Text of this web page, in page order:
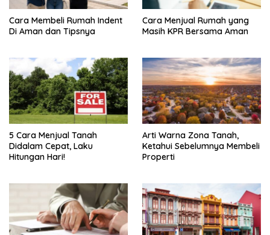
Cara Membeli Rumah Indent
Di Aman dan Tipsnya
Cara Menjual Rumah yang
Masih KPR Bersama Aman
5 Cara Menjual Tanah
Didalam Cepat, Laku
Hitungan Hari!
Arti Warna Zona Tanah,
Ketahui Sebelumnya Membeli
Properti